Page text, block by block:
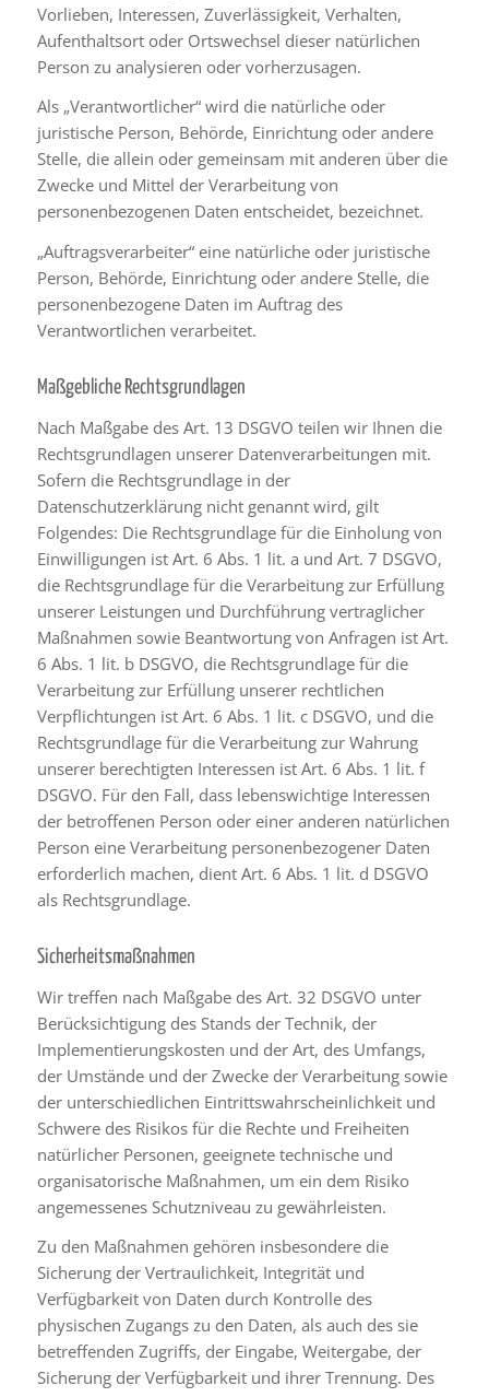
Vorlieben, Interessen, Zuverlässigkeit, Verhalten,
Aufenthaltsort oder Ortswechsel dieser natürlichen
Person zu analysieren oder vorherzusagen.
Als „Verantwortlicher“ wird die natürliche oder
juristische Person, Behörde, Einrichtung oder andere
Stelle, die allein oder gemeinsam mit anderen über die
Zwecke und Mittel der Verarbeitung von
personenbezogenen Daten entscheidet, bezeichnet.
„Auftragsverarbeiter“ eine natürliche oder juristische
Person, Behörde, Einrichtung oder andere Stelle, die
personenbezogene Daten im Auftrag des
Verantwortlichen verarbeitet.
Maßgebliche Rechtsgrundlagen
Nach Maßgabe des Art. 13 DSGVO teilen wir Ihnen die
Rechtsgrundlagen unserer Datenverarbeitungen mit.
Sofern die Rechtsgrundlage in der
Datenschutzerklärung nicht genannt wird, gilt
Folgendes: Die Rechtsgrundlage für die Einholung von
Einwilligungen ist Art. 6 Abs. 1 lit. a und Art. 7 DSGVO,
die Rechtsgrundlage für die Verarbeitung zur Erfüllung
unserer Leistungen und Durchführung vertraglicher
Maßnahmen sowie Beantwortung von Anfragen ist Art.
6 Abs. 1 lit. b DSGVO, die Rechtsgrundlage für die
Verarbeitung zur Erfüllung unserer rechtlichen
Verpflichtungen ist Art. 6 Abs. 1 lit. c DSGVO, und die
Rechtsgrundlage für die Verarbeitung zur Wahrung
unserer berechtigten Interessen ist Art. 6 Abs. 1 lit. f
DSGVO. Für den Fall, dass lebenswichtige Interessen
der betroffenen Person oder einer anderen natürlichen
Person eine Verarbeitung personenbezogener Daten
erforderlich machen, dient Art. 6 Abs. 1 lit. d DSGVO
als Rechtsgrundlage.
Sicherheitsmaßnahmen
Wir treffen nach Maßgabe des Art. 32 DSGVO unter
Berücksichtigung des Stands der Technik, der
Implementierungskosten und der Art, des Umfangs,
der Umstände und der Zwecke der Verarbeitung sowie
der unterschiedlichen Eintrittswahrscheinlichkeit und
Schwere des Risikos für die Rechte und Freiheiten
natürlicher Personen, geeignete technische und
organisatorische Maßnahmen, um ein dem Risiko
angemessenes Schutzniveau zu gewährleisten.
Zu den Maßnahmen gehören insbesondere die
Sicherung der Vertraulichkeit, Integrität und
Verfügbarkeit von Daten durch Kontrolle des
physischen Zugangs zu den Daten, als auch des sie
betreffenden Zugriffs, der Eingabe, Weitergabe, der
Sicherung der Verfügbarkeit und ihrer Trennung. Des